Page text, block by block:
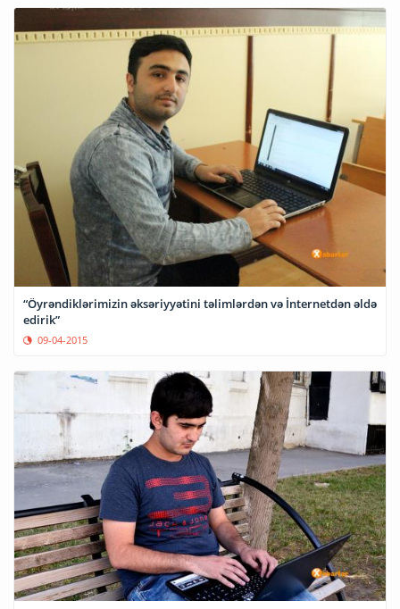
“Öyrəndiklərimizin əksəriyyətini təlimlərdən və İnternetdən əldə
edirik”
09-04-2015